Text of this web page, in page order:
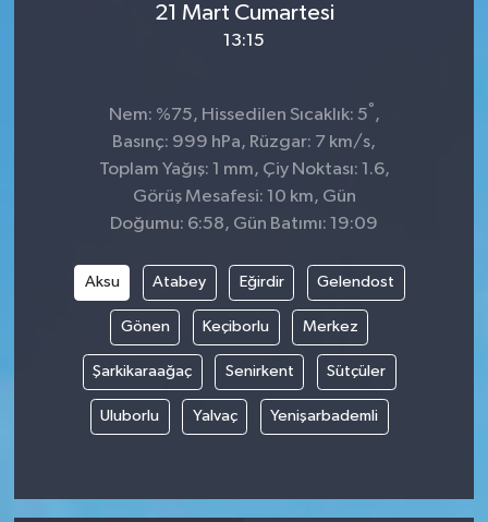
21 Mart Cumartesi
13:15
Nem: %75, Hissedilen Sıcaklık: 5° ,
Basınç: 999 hPa, Rüzgar: 7 km/s,
Toplam Yağış: 1 mm, Çiy Noktası: 1.6,
Görüş Mesafesi: 10 km, Gün
Doğumu: 6:58, Gün Batımı: 19:09
Aksu Atabey Eğirdir Gelendost
Gönen Keçiborlu Merkez
Şarkikaraağaç Senirkent Sütçüler
Uluborlu Yalvaç Yenişarbademli